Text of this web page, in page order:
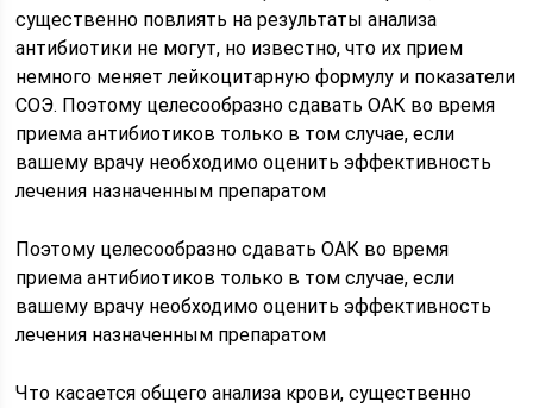
существенно повлиять на результаты анализа
антибиотики не могут, но известно, что их прием
немного меняет лейкоцитарную формулу и показатели
СОЭ. Поэтому целесообразно сдавать ОАК во время
приема антибиотиков только в том случае, если
вашему врачу необходимо оценить эффективность
лечения назначенным препаратом
Поэтому целесообразно сдавать ОАК во время
приема антибиотиков только в том случае, если
вашему врачу необходимо оценить эффективность
лечения назначенным препаратом
Что касается общего анализа крови, существенно